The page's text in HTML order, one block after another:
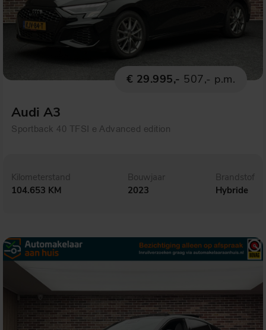
€ 29.995,- 507,- p.m.
Audi A3
Sportback 40 TFSI e Advanced edition
Kilometerstand
104.653 KM
Bouwjaar
2023
Brandstof
Hybride